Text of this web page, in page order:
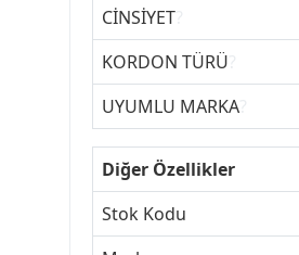
CİNSİYET
KORDON TÜRÜ
UYUMLU MARKA
Diğer Özellikler
Stok Kodu